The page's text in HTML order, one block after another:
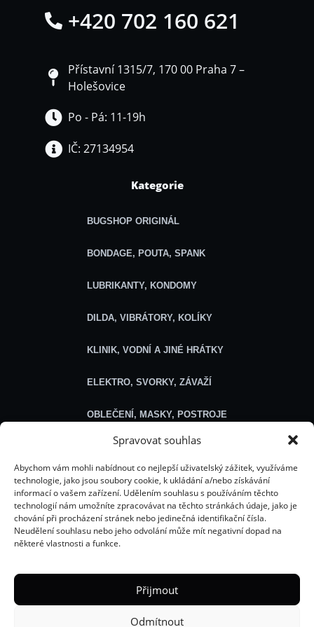
Spravovat souhlas
Abychom vám mohli nabídnout co nejlepší uživatelský zážitek, využíváme
technologie, jako jsou soubory cookie, k ukládání a/nebo získávání
informací o vašem zařízení. Udělením souhlasu s používáním těchto
technologií nám umožníte zpracovávat na těchto stránkách údaje, jako je
chování při procházení stránek nebo jedinečná identifikační čísla.
Neudělení souhlasu nebo jeho odvolání může mít negativní dopad na
některé vlastnosti a funkce.
Přijmout
Odmítnout
+420 702 160 621
Přístavní 1315/7, 170 00 Praha 7 –
Holešovice
Po - Pá: 11-19h
IČ: 27134954
Kategorie
BUGSHOP ORIGINÁL
BONDAGE, POUTA, SPANK
LUBRIKANTY, KONDOMY
DILDA, VIBRÁTORY, KOLÍKY
KLINIK, VODNÍ A JINÉ HRÁTKY
ELEKTRO, SVORKY, ZÁVAŽÍ
OBLEČENÍ, MASKY, POSTROJE
SEXSHOP
Obecné
O NÁS